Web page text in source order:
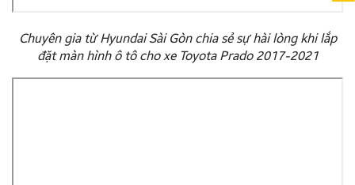
Chuyên gia từ Hyundai Sài Gòn chia sẻ sự hài lòng khi lắp
đặt màn hình ô tô cho xe Toyota Prado 2017-2021